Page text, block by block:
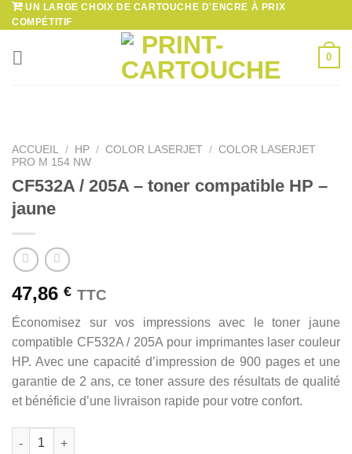
Passer
au
contenu
UN LARGE CHOIX DE CARTOUCHE D'ENCRE À PRIX
COMPÉTITIF
0
ACCUEIL / HP / COLOR LASERJET / COLOR LASERJET
PRO M 154 NW
CF532A / 205A – toner compatible HP –
jaune
47,86 € TTC
Économisez sur vos impressions avec le toner jaune
compatible CF532A / 205A pour imprimantes laser couleur
HP. Avec une capacité d’impression de 900 pages et une
garantie de 2 ans, ce toner assure des résultats de qualité
et bénéficie d’une livraison rapide pour votre confort.
quantité de CF532A / 205A - toner compatible HP - jaune